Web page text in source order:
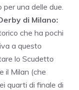
una delle due.
di Milano:
che ha pochi
a questo
lo Scudetto
il Milan (che
quarti di finale di